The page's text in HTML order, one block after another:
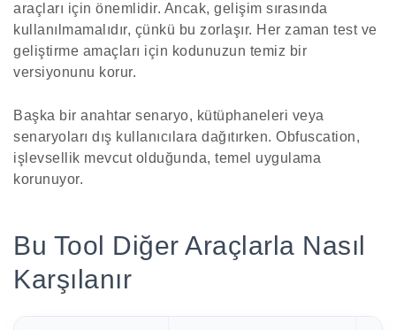
araçları için önemlidir. Ancak, gelişim sırasında
kullanılmamalıdır, çünkü bu zorlaşır. Her zaman test ve
geliştirme amaçları için kodunuzun temiz bir
versiyonunu korur.
Başka bir anahtar senaryo, kütüphaneleri veya
senaryoları dış kullanıcılara dağıtırken. Obfuscation,
işlevsellik mevcut olduğunda, temel uygulama
korunuyor.
Bu Tool Diğer Araçlarla Nasıl
Karşılanır